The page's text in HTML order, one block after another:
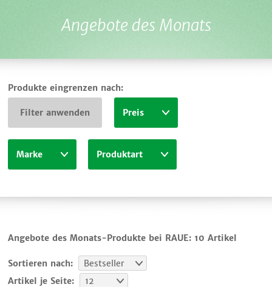
Angebote des Monats
Produkte eingrenzen nach:
Filter anwenden Preis
Marke Produktart
Angebote des Monats-Produkte bei RAUE: 10 Artikel
Sortieren nach:
Bestseller
Artikel je Seite:
12